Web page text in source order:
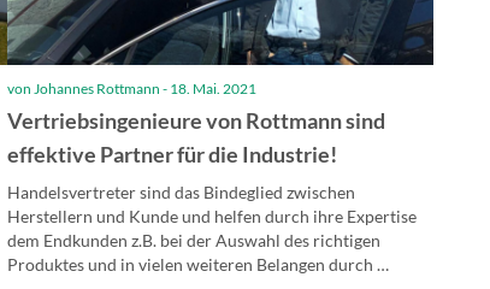
von Johannes Rottmann - 18. Mai. 2021
Vertriebsingenieure von Rottmann sind
effektive Partner für die Industrie!
Handelsvertreter sind das Bindeglied zwischen
Herstellern und Kunde und helfen durch ihre Expertise
dem Endkunden z.B. bei der Auswahl des richtigen
Produktes und in vielen weiteren Belangen durch …